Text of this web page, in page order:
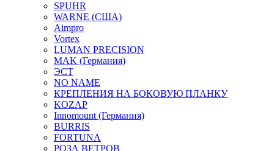
SPUHR
WARNE (США)
Aimpro
Vortex
LUMAN PRECISION
MAK (Германия)
ЭСТ
NO NAME
КРЕПЛЕНИЯ НА БОКОВУЮ ПЛАНКУ
KOZAP
Innomount (Германия)
BURRIS
FORTUNA
РОЗА ВЕТРОВ